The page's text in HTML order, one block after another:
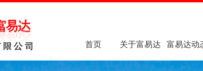
首页 关于富易达 富易达动